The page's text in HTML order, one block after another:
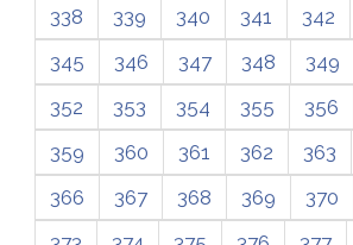
338
339 340 341 342
345
346 347 348 349
352
353 354 355 356
359
360 361 362 363
366
367 368 369 370